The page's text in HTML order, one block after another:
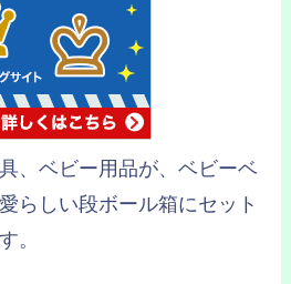
、ベビー用品が、ベビーベ
らしい段ボール箱にセット
。